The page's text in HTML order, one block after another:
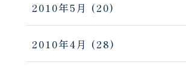
2010年5月 (20)
2010年4月 (28)